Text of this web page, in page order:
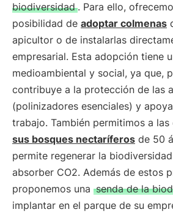
biodiversidad . Para ello,
posibilidad de adoptar colmenas
apicultor o de instalarlas
empresarial. Esta adopción tiene
medioambiental y social, ya que,
contribuye a la protección de las
(polinizadores esenciales) y
trabajo. También permitimos a las
sus bosques nectaríferos de 50
permite regenerar la
absorber CO2. Además de estos
proponemos una senda de la
implantar en el parque de su